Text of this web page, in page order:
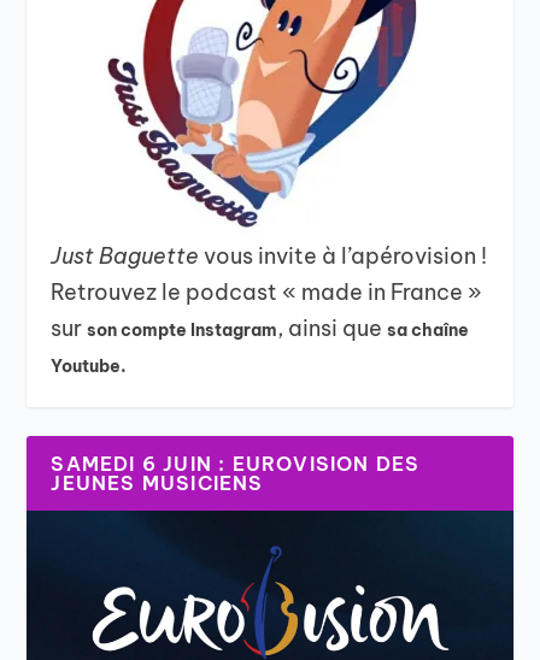
Just Baguettevous invite à l’apérovision !
Retrouvez le podcast « made in France »
surson compte Instagram, ainsi quesa chaîne
Youtube.
SAMEDI 6 JUIN : EUROVISION DES
JEUNES MUSICIENS